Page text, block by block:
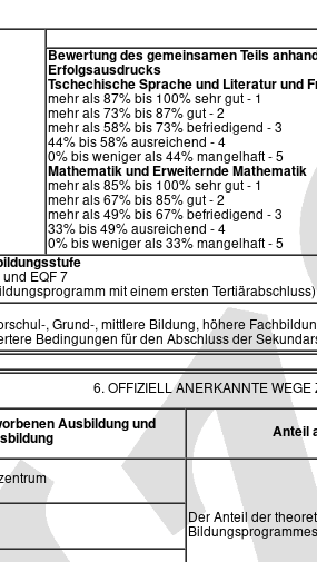
Bewertung des gemeinsamen Teils
Erfolgsausdrucks
Tschechische Sprache und Literatur und
mehr als 87% bis 100% sehr gut - 1
mehr als 73% bis 87% gut - 2
mehr als 58% bis 73% befriedigend - 3
44% bis 58% ausreichend - 4
0% bis weniger als 44% mangelhaft - 5
Mathematik und Erweiternde Mathematik
mehr als 85% bis 100% sehr gut - 1
mehr als 67% bis 85% gut - 2
mehr als 49% bis 67% befriedigend - 3
33% bis 49% ausreichend - 4
0% bis weniger als 33% mangelhaft - 5
und EQF 7
mit einem ersten Tertiärabschluss)
, Grund-, mittlere Bildung, höhere
Bedingungen für den Abschluss der
6. OFFIZIELL ANERKANNTE
Ausbildung und
Anteil
Der Anteil der